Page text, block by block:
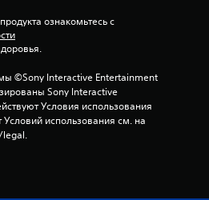
ознакомьтесь с
©Sony Interactive Entertainment
Sony Interactive
Условия использования
использования см. на
legal.